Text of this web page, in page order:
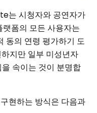
는 시청자와 공연자가
폼의 모든 사용자는
동의 연령 평가하기 도
지만 일부 미성년자
속이는 것이 분명합
현하는 방식은 다음과